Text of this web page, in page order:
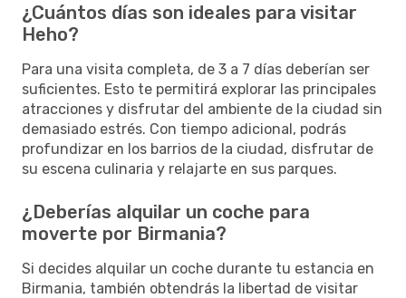
¿Cuántos días son ideales para visitar
Heho?
Para una visita completa, de 3 a 7 días deberían ser
suficientes. Esto te permitirá explorar las principales
atracciones y disfrutar del ambiente de la ciudad sin
demasiado estrés. Con tiempo adicional, podrás
profundizar en los barrios de la ciudad, disfrutar de
su escena culinaria y relajarte en sus parques.
¿Deberías alquilar un coche para
moverte por Birmania?
Si decides alquilar un coche durante tu estancia en
Birmania, también obtendrás la libertad de visitar